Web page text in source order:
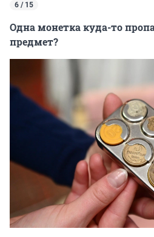
6 / 15
Одна монетка куда-то
предмет?